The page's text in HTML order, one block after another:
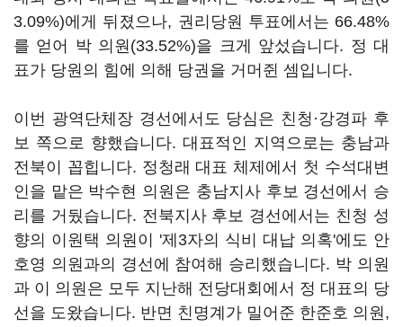
3.09%)에게 뒤졌으나, 권리당원 투표에서는 66.48%
를 얻어 박 의원(33.52%)을 크게 앞섰습니다. 정 대
표가 당원의 힘에 의해 당권을 거머쥔 셈입니다.
이번 광역단체장 경선에서도 당심은 친청·강경파 후
보 쪽으로 향했습니다. 대표적인 지역으로는 충남과
전북이 꼽힙니다. 정청래 대표 체제에서 첫 수석대변
인을 맡은 박수현 의원은 충남지사 후보 경선에서 승
리를 거뒀습니다. 전북지사 후보 경선에서는 친청 성
향의 이원택 의원이 '제3자의 식비 대납 의혹'에도 안
호영 의원과의 경선에 참여해 승리했습니다. 박 의원
과 이 의원은 모두 지난해 전당대회에서 정 대표의 당
선을 도왔습니다. 반면 친명계가 밀어준 한준호 의원,